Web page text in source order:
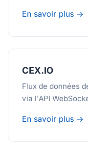
En savoir plus →
CEX.IO
Flux de données
via l'API
En savoir plus →